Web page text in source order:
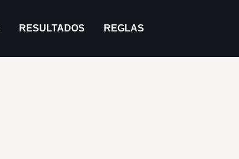
RESULTADOS REGLAS